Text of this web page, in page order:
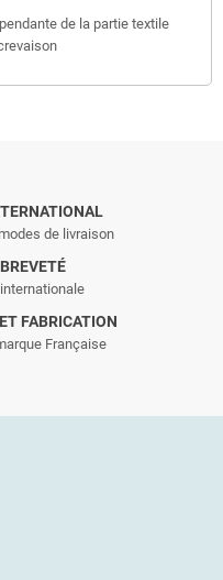
de la partie textile
de livraison
FABRICATION
Française